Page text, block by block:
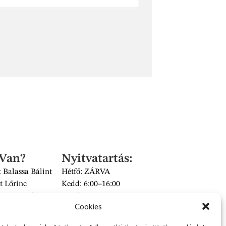
Cookies
Balassa Bálint
Lőrinc
Nyitvatartás:
Hétfő: ZÁRVA
Kedd: 6:00–16:00
Csütörtök: 6:00–16:00